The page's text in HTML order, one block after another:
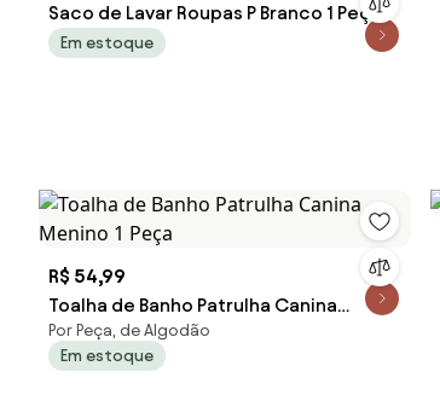
Saco de Lavar Roupas P Branco 1 Peça
Em estoque
R$ 54,99
Toalha de Banho Patrulha Canina
Menino 1 Peça
Por Peça, de Algodão
Em estoque